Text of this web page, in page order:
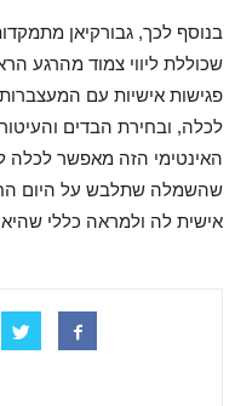
בנוסף לכך, גבורקיאן
שכוללת ליווי צמוד מהרגע
פגישות אישיות עם
לכלה, ובחירת הבדים
האינטימי הזה מאפשר לכלה
שהשמלה שתלבש על היום
אישית לה ולמראה כללי